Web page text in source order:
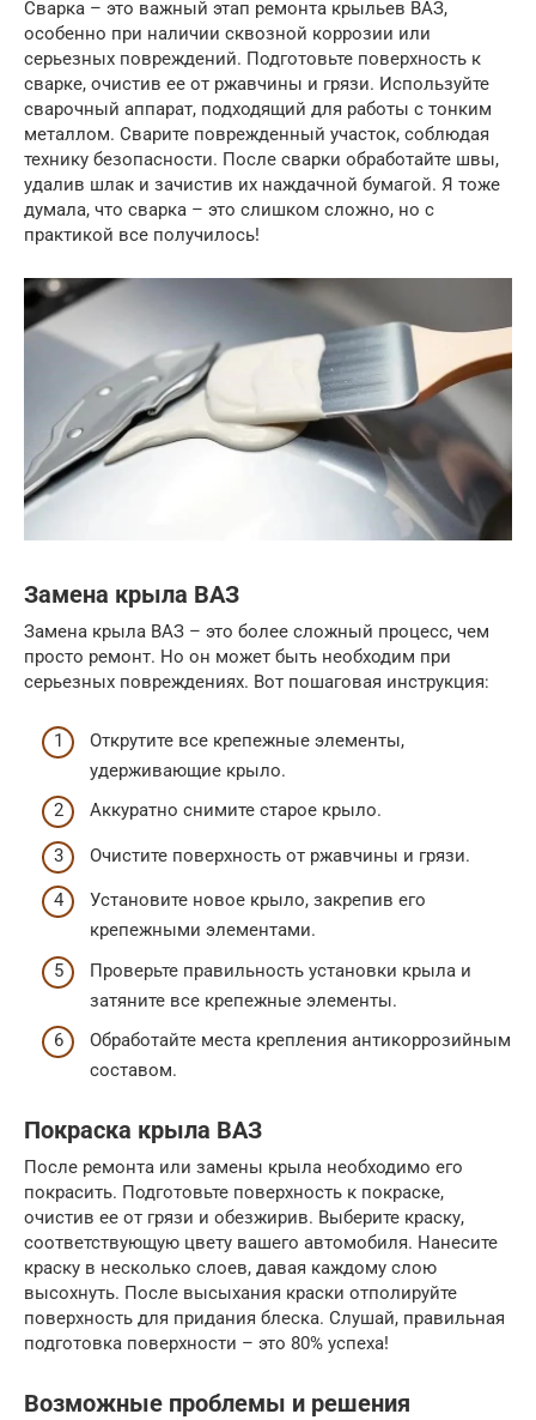
Сварка – это важный этап ремонта крыльев ВАЗ,
особенно при наличии сквозной коррозии или
серьезных повреждений. Подготовьте поверхность к
сварке, очистив ее от ржавчины и грязи. Используйте
сварочный аппарат, подходящий для работы с тонким
металлом. Сварите поврежденный участок, соблюдая
технику безопасности. После сварки обработайте швы,
удалив шлак и зачистив их наждачной бумагой. Я тоже
думала, что сварка – это слишком сложно, но с
практикой все получилось!
Замена крыла ВАЗ
Замена крыла ВАЗ – это более сложный процесс, чем
просто ремонт. Но он может быть необходим при
серьезных повреждениях. Вот пошаговая инструкция:
Открутите все крепежные элементы,
удерживающие крыло.
Аккуратно снимите старое крыло.
Очистите поверхность от ржавчины и грязи.
Установите новое крыло, закрепив его
крепежными элементами.
Проверьте правильность установки крыла и
затяните все крепежные элементы.
Обработайте места крепления антикоррозийным
составом.
Покраска крыла ВАЗ
После ремонта или замены крыла необходимо его
покрасить. Подготовьте поверхность к покраске,
очистив ее от грязи и обезжирив. Выберите краску,
соответствующую цвету вашего автомобиля. Нанесите
краску в несколько слоев, давая каждому слою
высохнуть. После высыхания краски отполируйте
поверхность для придания блеска. Слушай, правильная
подготовка поверхности – это 80% успеха!
Возможные проблемы и решения